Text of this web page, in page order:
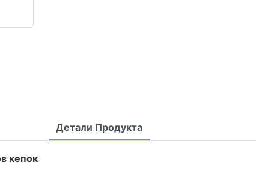
Детали Продукта
кепок